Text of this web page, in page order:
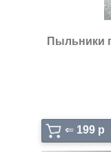
Пыльники
⇐ 199 p